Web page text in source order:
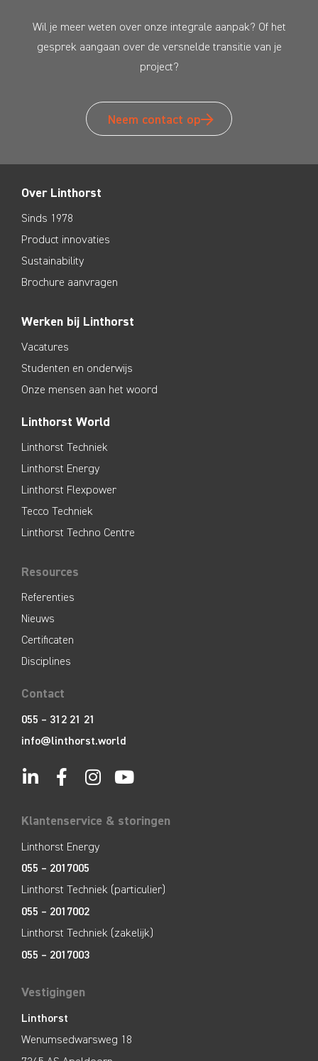
Wil je meer weten over onze integrale aanpak? Of het
gesprek aangaan over de versnelde transitie van je
project?
Neem contact op
Over Linthorst
Sinds 1978
Product innovaties
Sustainability
Brochure aanvragen
Werken bij Linthorst
Vacatures
Studenten en onderwijs
Onze mensen aan het woord
Linthorst World
Linthorst Techniek
Linthorst Energy
Linthorst Flexpower
Tecco Techniek
Linthorst Techno Centre
Resources
Referenties
Nieuws
Certificaten
Disciplines
Contact
055 – 312 21 21
info@linthorst.world
Klantenservice & storingen
Linthorst Energy
055 – 2017005
Linthorst Techniek (particulier)
055 – 2017002
Linthorst Techniek (zakelijk)
055 – 2017003
Vestigingen
Linthorst
Wenumsedwarsweg 18